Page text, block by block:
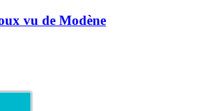
vu de Modène